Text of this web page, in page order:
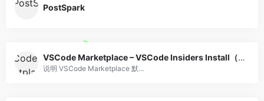
PostSpark
VSCode Marketplace – VSCode Insiders Install（Script）
说明 VSCode Marketplace 默...